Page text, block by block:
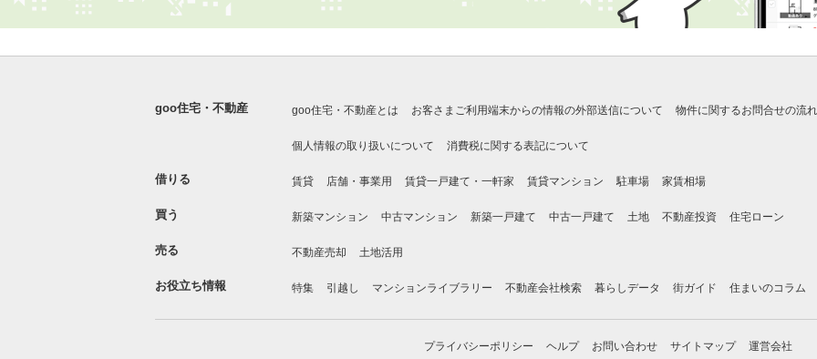
goo住宅・不動産 goo住宅・不動産とは お客さまご利用端末からの情報の外部送信について 物件に関するお問合せの流れ
個人情報の取り扱いについて 消費税に関する表記について
借りる 賃貸 店舗・事業用 賃貸一戸建て・一軒家 賃貸マンション 駐車場 家賃相場
買う 新築マンション 中古マンション 新築一戸建て 中古一戸建て 土地 不動産投資 住宅ローン
売る 不動産売却 土地活用
お役立ち情報 特集 引越し マンションライブラリー 不動産会社検索 暮らしデータ 街ガイド 住まいのコラム
プライバシーポリシー ヘルプ お問い合わせ サイトマップ 運営会社